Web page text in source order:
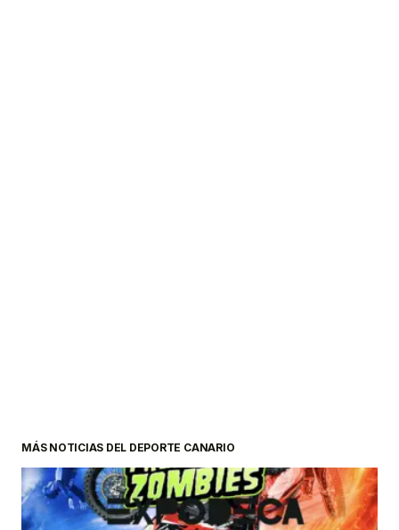
MÁS NOTICIAS DEL DEPORTE CANARIO